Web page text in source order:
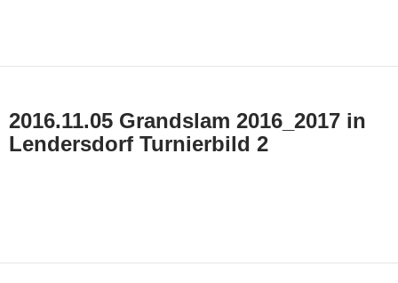
2016.11.05 Grandslam 2016_2017 in
Lendersdorf Turnierbild 2